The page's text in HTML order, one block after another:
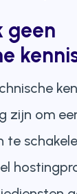
geen
zijn om
te